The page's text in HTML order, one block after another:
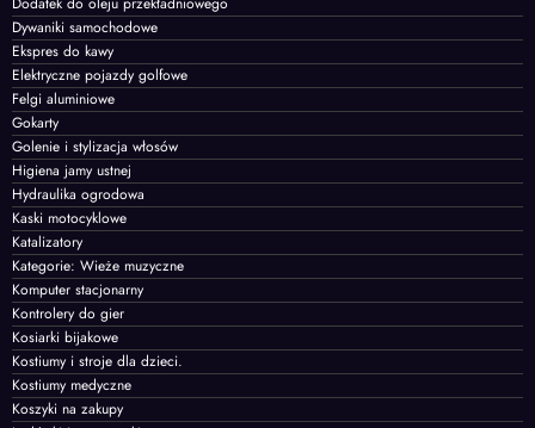
Dywaniki samochodowe
Ekspres do kawy
Elektryczne pojazdy golfowe
Felgi aluminiowe
Gokarty
Golenie i stylizacja włosów
Higiena jamy ustnej
Hydraulika ogrodowa
Kaski motocyklowe
Katalizatory
Kategorie: Wieże muzyczne
Komputer stacjonarny
Kontrolery do gier
Kosiarki bijakowe
Kostiumy i stroje dla dzieci.
Kostiumy medyczne
Koszyki na zakupy